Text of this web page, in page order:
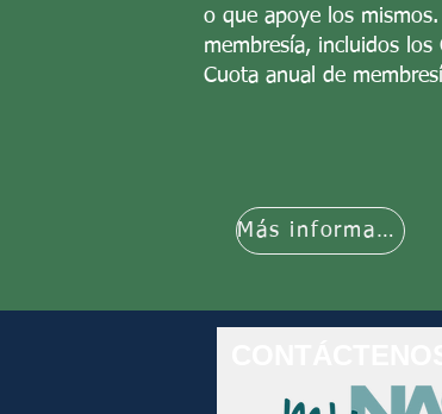
o que apoye los
membresía, incluidos
Cuota anual de
Más información